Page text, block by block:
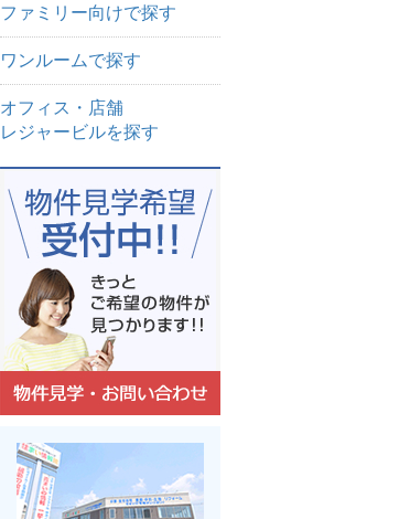
ファミリー向けで探す
ワンルームで探す
オフィス・店舗
レジャービルを探す